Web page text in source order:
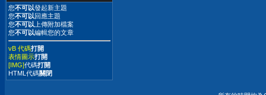
您不可以發起新主題
您不可以回應主題
您不可以 上傳附加檔案
您不可以編輯您的文章
vB 代碼打開
表情圖示打開
[IMG]代碼打開
HTML代碼關閉